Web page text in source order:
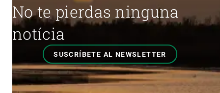
No te pierdas ninguna
notícia
SUSCRÍBETE AL NEWSLETTER